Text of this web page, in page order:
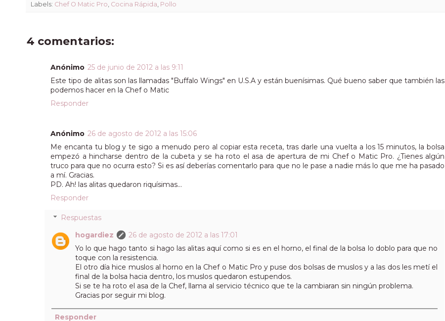
Labels: Chef O Matic Pro, Cocina Rápida, Pollo
4 comentarios:
Anónimo 25 de junio de 2012 a las 9:11
Este tipo de alitas son las llamadas "Buffalo Wings" en U.S.A y están buenísimas. Qué bueno saber que también las
podemos hacer en la Chef o Matic
Responder
Anónimo 26 de agosto de 2012 a las 15:06
Me encanta tu blog y te sigo a menudo pero al copiar esta receta, tras darle una vuelta a los 15 minutos, la bolsa
empezó a hincharse dentro de la cubeta y se ha roto el asa de apertura de mi Chef o Matic Pro. ¿Tienes algún
truco para que no ocurra esto? Si es así deberías comentarlo para que no le pase a nadie más lo que me ha pasado
a mí. Gracias.
PD. Ah! las alitas quedaron riquísimas...
Responder
Respuestas
hogardiez
26 de agosto de 2012 a las 17:01
Yo lo que hago tanto si hago las alitas aquí como si es en el horno, el final de la bolsa lo doblo para que no
toque con la resistencia.
El otro día hice muslos al horno en la Chef o Matic Pro y puse dos bolsas de muslos y a las dos les metí el
final de la bolsa hacia dentro, los muslos quedaron estupendos.
Si se te ha roto el asa de la Chef, llama al servicio técnico que te la cambiaran sin ningún problema.
Gracias por seguir mi blog.
Responder